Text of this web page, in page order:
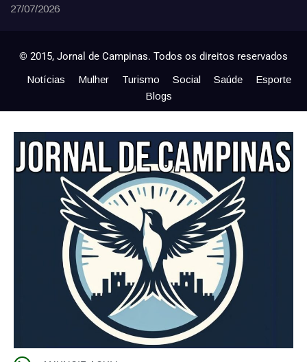
27/07/2026
© 2015, Jornal de Campinas. Todos os direitos reservados
Notícias Mulher Turismo Social Saúde
Esporte
Blogs